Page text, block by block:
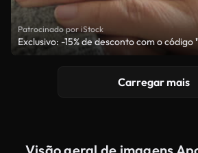
Patrocinado por iStock
Exclusivo: -15% de desconto com o código
Carregar mais